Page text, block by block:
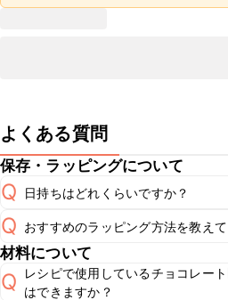
よくある質問
保存・ラッピングについて
Q 日持ちはどれくらいですか？
A
常温保存で2~3日が目安です。なる
Q おすすめのラッピング方法を教え
A こちら
材料について
Q
レシピで使用しているチョコレー
はできますか？